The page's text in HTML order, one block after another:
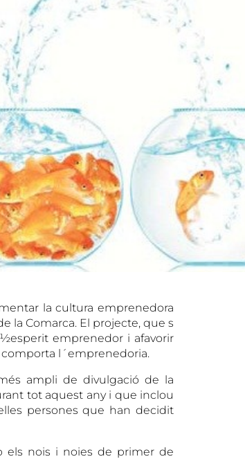
la cultura emprenedora
la Comarca. El projecte, que s
emprenedor i afavorir
l´emprenedoria.
ampli de divulgació de la
tot aquest any i que inclou
persones que han decidit
els nois i noies de primer de